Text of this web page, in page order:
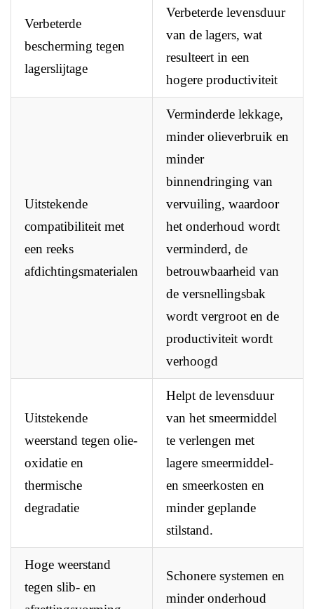
Verbeterde
bescherming tegen
lagerslijtage
Verbeterde levensduur
van de lagers, wat
resulteert in een
hogere productiviteit
Uitstekende
compatibiliteit met
een reeks
afdichtingsmaterialen
Verminderde lekkage,
minder olieverbruik en
minder
binnendringing van
vervuiling, waardoor
het onderhoud wordt
verminderd, de
betrouwbaarheid van
de versnellingsbak
wordt vergroot en de
productiviteit wordt
verhoogd
Uitstekende
weerstand tegen olie-
oxidatie en
thermische
degradatie
Helpt de levensduur
van het smeermiddel
te verlengen met
lagere smeermiddel-
en smeerkosten en
minder geplande
stilstand.
Hoge weerstand
tegen slib- en
Schonere systemen en
minder onderhoud